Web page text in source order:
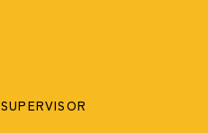
SUPERVISOR